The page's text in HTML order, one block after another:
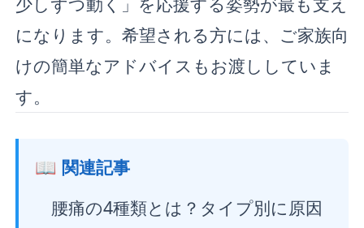
になります。希望される方には、ご家族向
けの簡単なアドバイスもお渡ししていま
す。
📖 関連記事
腰痛の4種類とは？タイプ別に原因